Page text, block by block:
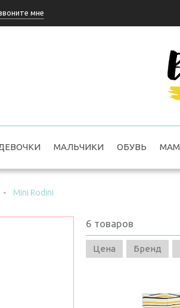
мне
МАЛЬЧИКИ ОБУВЬ
- Mini Rodini
6 товаров
Цена Бренд